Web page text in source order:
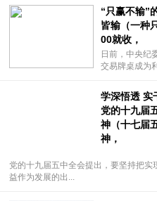
“只赢不输”
皆输（一种
00就收，
日前，中央纪
交易牌桌成为
学深悟透 实
党的十九届
神（十七届
神，
党的十九届五中全会提出，要坚持把实
益作为发展的出...